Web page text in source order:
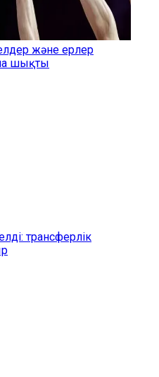
және ерлер
шықты
трансферлік